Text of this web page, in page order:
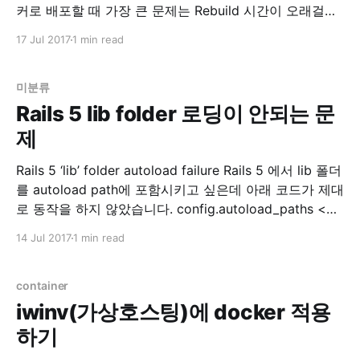
커로 배포할 때 가장 큰 문제는 Rebuild 시간이 오래걸린
17 Jul 20171 min read
미분류
Rails 5 lib folder 로딩이 안되는 문
제
Rails 5 ‘lib’ folder autoload failure Rails 5 에서 lib 폴더
를 autoload path에 포함시키고 싶은데 아래 코드가 제대
로 동작을 하지 않았습니다. config.autoload_paths <<
14 Jul 20171 min read
container
iwinv(가상호스팅)에 docker 적용
하기